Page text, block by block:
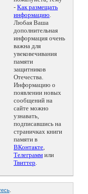
- Как размещать
информацию.
Любая Ваша
дополнительная
информация очень
важна для
увековечивания
памяти
защитников
Отечества.
Информацию о
появлении новых
сообщений на
сайте можно
узнавать,
подписавшись на
страничках книги
памяти в
ВКонтакте,
Телеграмм или
Твиттер.
.